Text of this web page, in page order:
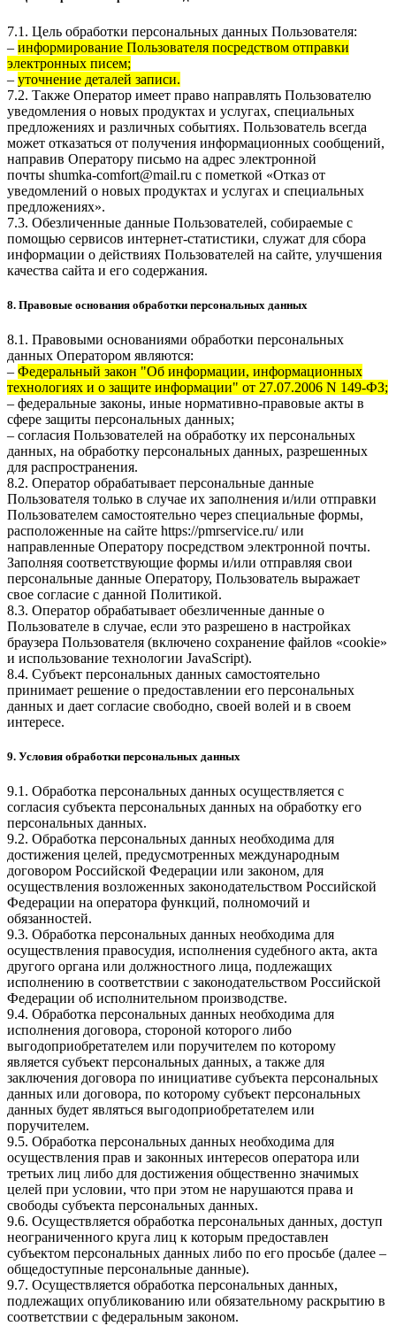
7.1. Цель обработки персональных данных Пользователя:
– информирование Пользователя посредством отправки
электронных писем;
– уточнение деталей записи.
7.2. Также Оператор имеет право направлять Пользователю
уведомления о новых продуктах и услугах, специальных
предложениях и различных событиях. Пользователь всегда
может отказаться от получения информационных сообщений,
направив Оператору письмо на адрес электронной
почты shumka-comfort@mail.ru с пометкой «Отказ от
уведомлений о новых продуктах и услугах и специальных
предложениях».
7.3. Обезличенные данные Пользователей, собираемые с
помощью сервисов интернет-статистики, служат для сбора
информации о действиях Пользователей на сайте, улучшения
качества сайта и его содержания.
8. Правовые основания обработки персональных данных
8.1. Правовыми основаниями обработки персональных
данных Оператором являются:
– Федеральный закон "Об информации, информационных
технологиях и о защите информации" от 27.07.2006 N 149-ФЗ;
– федеральные законы, иные нормативно-правовые акты в
сфере защиты персональных данных;
– согласия Пользователей на обработку их персональных
данных, на обработку персональных данных, разрешенных
для распространения.
8.2. Оператор обрабатывает персональные данные
Пользователя только в случае их заполнения и/или отправки
Пользователем самостоятельно через специальные формы,
расположенные на сайте https://pmrservice.ru/или
направленные Оператору посредством электронной почты.
Заполняя соответствующие формы и/или отправляя свои
персональные данные Оператору, Пользователь выражает
свое согласие с данной Политикой.
8.3. Оператор обрабатывает обезличенные данные о
Пользователе в случае, если это разрешено в настройках
браузера Пользователя (включено сохранение файлов «cookie»
и использование технологии JavaScript).
8.4. Субъект персональных данных самостоятельно
принимает решение о предоставлении его персональных
данных и дает согласие свободно, своей волей и в своем
интересе.
9. Условия обработки персональных данных
9.1. Обработка персональных данных осуществляется с
согласия субъекта персональных данных на обработку его
персональных данных.
9.2. Обработка персональных данных необходима для
достижения целей, предусмотренных международным
договором Российской Федерации или законом, для
осуществления возложенных законодательством Российской
Федерации на оператора функций, полномочий и
обязанностей.
9.3. Обработка персональных данных необходима для
осуществления правосудия, исполнения судебного акта, акта
другого органа или должностного лица, подлежащих
исполнению в соответствии с законодательством Российской
Федерации об исполнительном производстве.
9.4. Обработка персональных данных необходима для
исполнения договора, стороной которого либо
выгодоприобретателем или поручителем по которому
является субъект персональных данных, а также для
заключения договора по инициативе субъекта персональных
данных или договора, по которому субъект персональных
данных будет являться выгодоприобретателем или
поручителем.
9.5. Обработка персональных данных необходима для
осуществления прав и законных интересов оператора или
третьих лиц либо для достижения общественно значимых
целей при условии, что при этом не нарушаются права и
свободы субъекта персональных данных.
9.6. Осуществляется обработка персональных данных, доступ
неограниченного круга лиц к которым предоставлен
субъектом персональных данных либо по его просьбе (далее –
общедоступные персональные данные).
9.7. Осуществляется обработка персональных данных,
подлежащих опубликованию или обязательному раскрытию в
соответствии с федеральным законом.